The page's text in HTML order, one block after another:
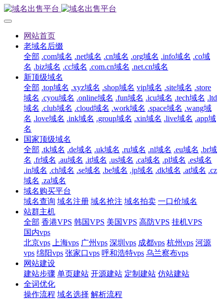
网站首页
老域名后缀
全部 .com域名 .net域名 .cn域名 .org域名 .info域名 .co域
名 .biz域名 .cc域名 .com.cn域名 .net.cn域名
新顶级域名
全部 .top域名 .xyz域名 .shop域名 vip域名 .site域名 .store
域名 .cyou域名 .online域名 .fun域名 .icu域名 .tech域名 .ltd
域名 .club域名 .cloud域名 .work域名 .space域名 .wang域
名 .love域名 .ink域名 .group域名 .xin域名 .live域名 .app域
名
国家顶级域名
全部 .tk域名 .de域名 .uk域名 .ru域名 .nl域名 .eu域名 .br域
名 .fr域名 .au域名 .it域名 .us域名 .ca域名 .pl域名 .es域名
.in域名 .ch域名 .se域名 .be域名 .jp域名 .dk域名 .at域名 .cz
域名 .za域名
域名购买平台
域名查询 域名注册 域名抢注 域名拍卖 一口价域名
站群主机
全部 香港VPS 韩国VPS 美国VPS 高防VPS 挂机VPS
国内vps
北京vps
上海vps 广州vps 深圳vps 成都vps 杭州vps 河源
vps 绵阳vps 张家口vps 呼和浩特vps 乌兰察布vps
网站建设
建站步骤 单页建站 开源建站 定制建站 仿站建站
全词优化
操作流程 域名选择 解析流程